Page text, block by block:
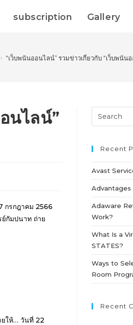
subscription Gallery
> “เว็บพนันออนไลน์” รวมข่าวเกี่ยวกับ “เว็บพนัน
นไลน์”
กรกฎาคม 2566
กัมปนาท ถ่าย
ให้… วันที่ 22
Recent
Avast
Advantages
Adaware
Work?
What Is a
STATES?
Ways to
Room
Recent